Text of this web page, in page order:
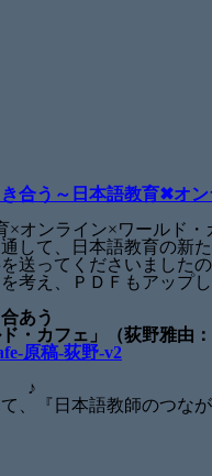
合う～日本語教育✖オ
オンライン×ワールド
して、日本語教育の新
送ってくださいました
考え、ＰＤＦもアップし
あう
・カフェ」（荻野雅由
原稿-荻野-v2
、『日本語教師のつな